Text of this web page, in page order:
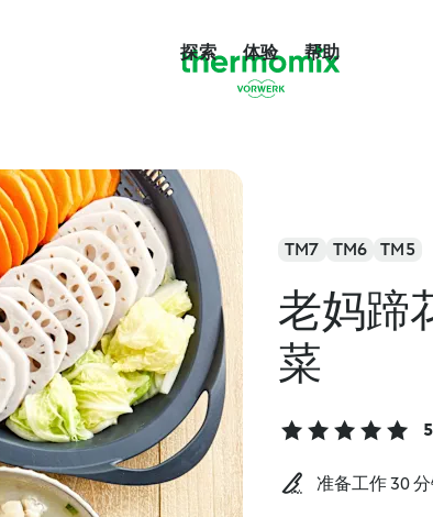
探索 体验 帮助
TM7 TM6 TM5
老妈蹄
菜
准备工作 30